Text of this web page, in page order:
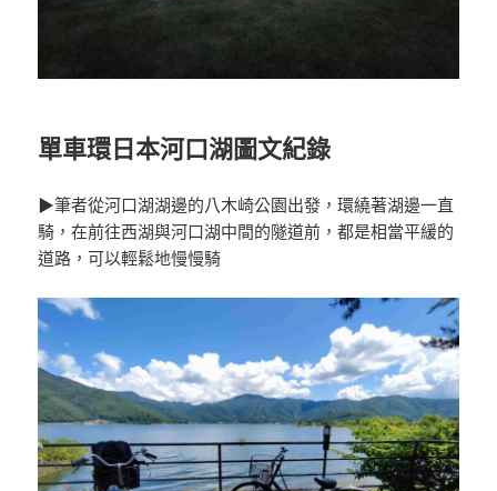
單車環日本河口湖圖文紀錄
▶筆者從河口湖湖邊的八木崎公園出發，環繞著湖邊一直
騎，在前往西湖與河口湖中間的隧道前，都是相當平緩的
道路，可以輕鬆地慢慢騎